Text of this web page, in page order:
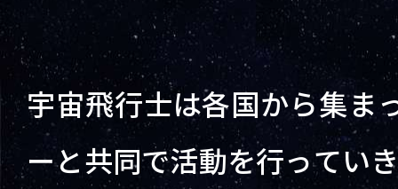
宇宙飛行士は各国から集ま
ーと共同で活動を行ってい